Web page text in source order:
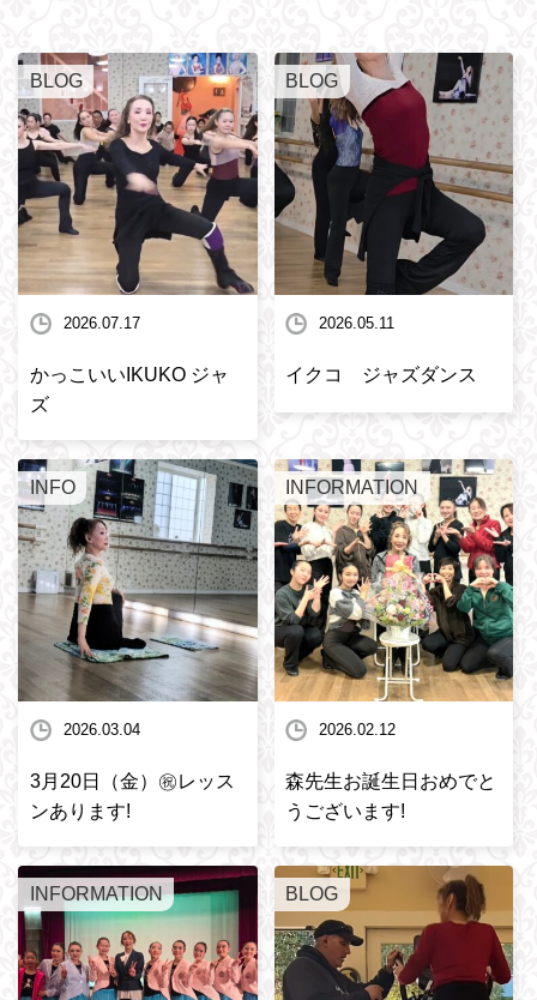
BLOG
2026.07.17
かっこいいIKUKO ジャ
ズ
BLOG
2026.05.11
イクコ ジャズダンス
INFO
2026.03.04
3月20日（金）㊗️レッス
ンあります!
INFORMATION
2026.02.12
森先生お誕生日おめでと
うございます!
INFORMATION BLOG